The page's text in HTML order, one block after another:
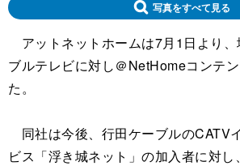
ショッピング
写真をすべて見る
アットネットホームは7月1日より
ブルテレビに対し＠NetHomeコンテ
た。
同社は今後、行田ケーブルのCATV
ビス「浮き城ネット」の加入者に対